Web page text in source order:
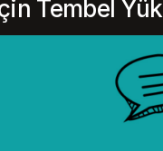
Tembel Yük